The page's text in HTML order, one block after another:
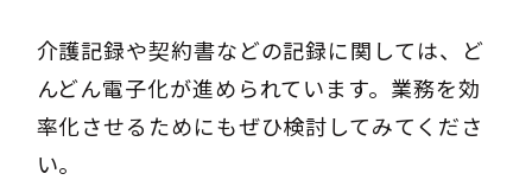
介護記録や契約書などの記録に関しては、ど
んどん電子化が進められています。業務を効
率化させるためにもぜひ検討してみてくださ
い。